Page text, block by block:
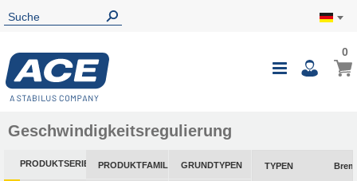
0
Geschwindigkeitsregulierung
PRODUKTSERIEN PRODUKTFAMILIENGRUNDTYPEN TYPEN